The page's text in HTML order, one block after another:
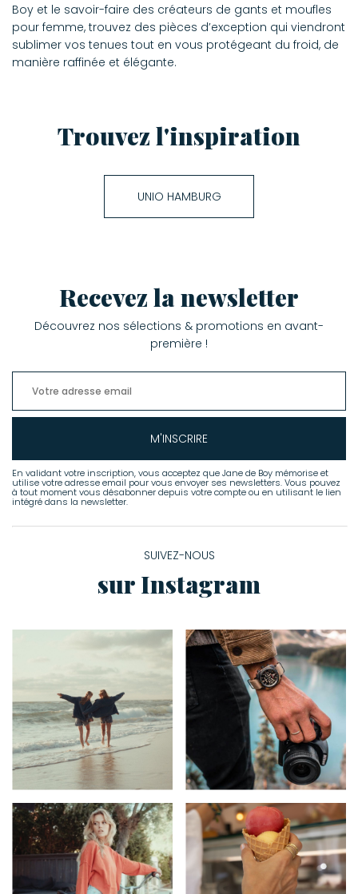
Boy et le savoir-faire des créateurs de gants et moufles
pour femme, trouvez des pièces d’exception qui viendront
sublimer vos tenues tout en vous protégeant du froid, de
manière raffinée et élégante.
Trouvez l'inspiration
UNIO HAMBURG
Recevez la newsletter
Découvrez nos sélections & promotions en avant-
première !
M'INSCRIRE
En validant votre inscription, vous acceptez que Jane de Boy mémorise et
utilise votre adresse email pour vous envoyer ses newsletters. Vous pouvez
à tout moment vous désabonner depuis votre compte ou en utilisant le lien
intégré dans la newsletter.
SUIVEZ-NOUS
sur Instagram